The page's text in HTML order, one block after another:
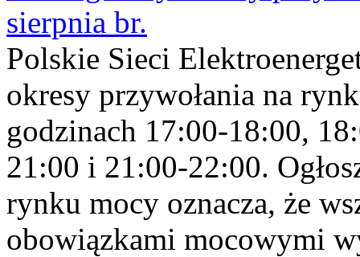
sierpnia br.
Polskie Sieci
okresy przywołania na
godzinach 17:00-18:00,
21:00 i 21:00-22:00.
rynku mocy oznacza, że
obowiązkami mocowymi